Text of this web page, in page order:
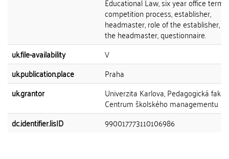
competition process, establisher,
headmaster, role of the establisher,
the headmaster, questionnaire.
uk.file-availability
V
uk.publication.place
Praha
uk.grantor
Univerzita Karlova, Pedagogická
Centrum školského managementu
dc.identifier.lisID
990017773110106986